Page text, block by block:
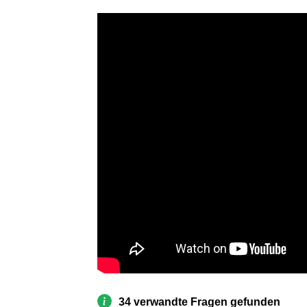
34 verwandte Fragen gefunden